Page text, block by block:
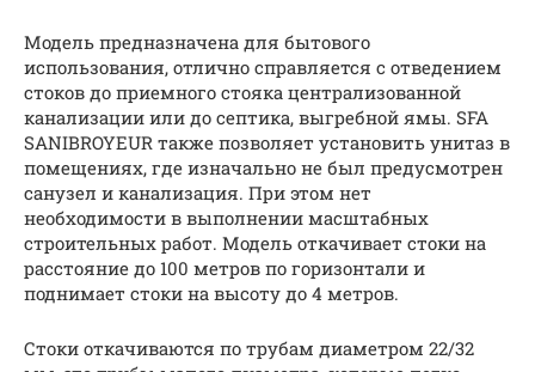
Модель предназначена для бытового
использования, отлично справляется с отведением
стоков до приемного стояка централизованной
канализации или до септика, выгребной ямы. SFA
SANIBROYEUR также позволяет установить унитаз в
помещениях, где изначально не был предусмотрен
санузел и канализация. При этом нет
необходимости в выполнении масштабных
строительных работ. Модель откачивает стоки на
расстояние до 100 метров по горизонтали и
поднимает стоки на высоту до 4 метров.
Стоки откачиваются по трубам диаметром 22/32